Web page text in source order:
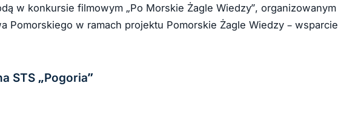
w konkursie filmowym „Po Morskie Żagle Wiedzy”, organizowanym
Pomorskiego w ramach projektu Pomorskie Żagle Wiedzy – wsparcie
STS „Pogoria”